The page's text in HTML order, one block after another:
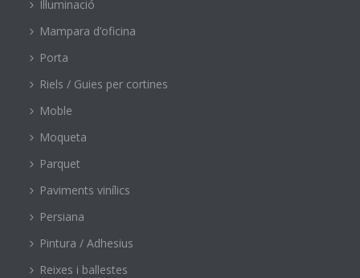
Il·luminació
Mampara d’oficina
Porta
Riels / Guies per cortines
Moble
Moqueta
Parquet
Paviments vinílics
Persiana
Pintura / Adhesius
Reixes i ballestes